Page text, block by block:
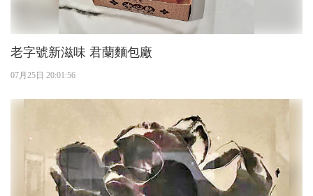
老字號新滋味 君蘭麵包廠
07月25日 20:01:56